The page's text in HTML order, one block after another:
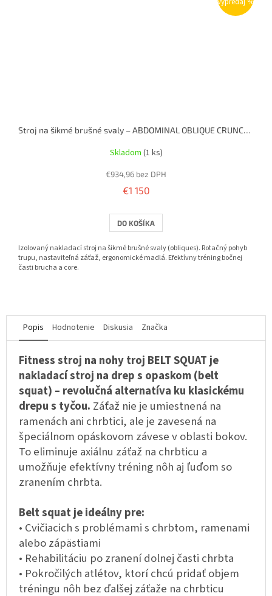
Stroj na šikmé brušné svaly – ABDOMINAL OBLIQUE CRUNCH (nakladací)
Skladom (1 ks)
€934,96 bez DPH
€1 150
DO KOŠÍKA
Izolovaný nakladací stroj na šikmé brušné svaly (obliques). Rotačný pohyb
trupu, nastaviteľná záťaž, ergonomické madlá. Efektívny tréning bočnej
časti brucha a core.
Popis Hodnotenie Diskusia Značka
Fitness stroj na nohy troj BELT SQUAT je
nakladací stroj na drep s opaskom (belt
squat) – revolučná alternatíva ku klasickému
drepu s tyčou. Záťaž nie je umiestnená na
ramenách ani chrbtici, ale je zavesená na
špeciálnom opáskovom závese v oblasti bokov.
To eliminuje axiálnu záťaž na chrbticu a
umožňuje efektívny tréning nôh aj ľuďom so
zranením chrbta.
Belt squat je ideálny pre:
• Cvičiacich s problémami s chrbtom, ramenami
alebo zápästiami
• Rehabilitáciu po zranení dolnej časti chrbta
• Pokročilých atlétov, ktorí chcú pridať objem
tréningu nôh bez ďalšej záťaže na chrbticu